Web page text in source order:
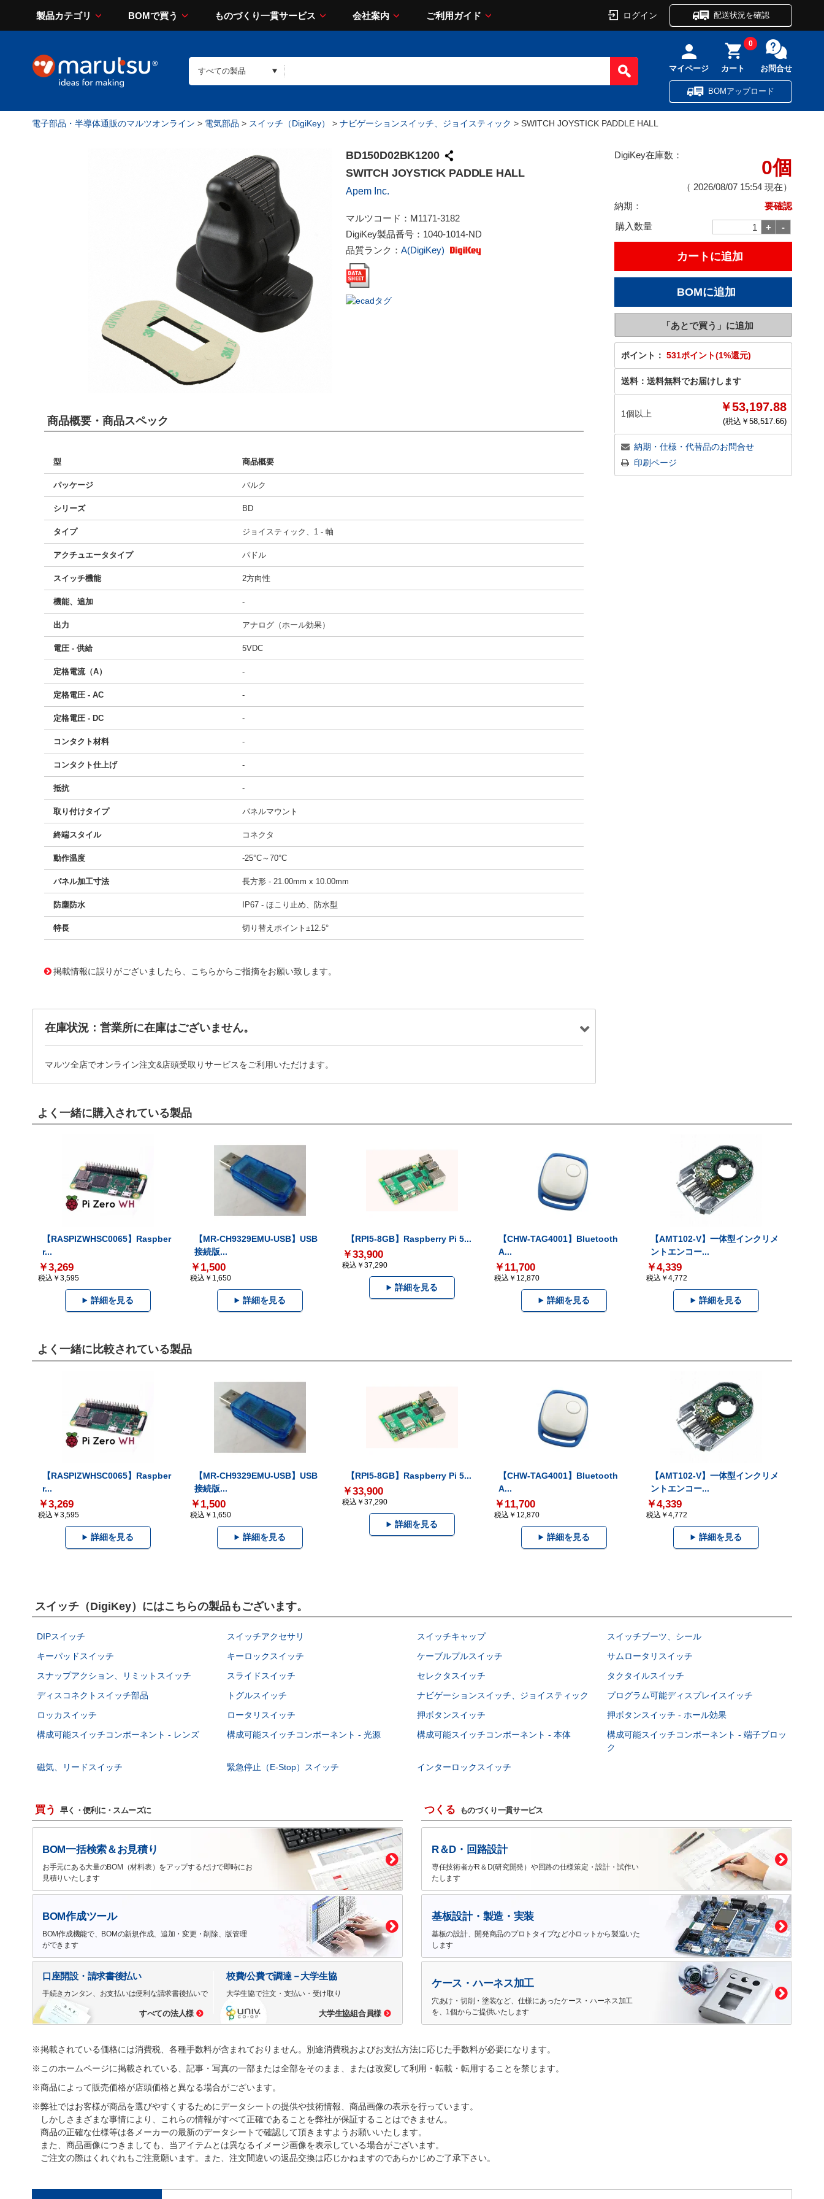
製品カテゴリ BOMで買う ものづくり一貫サービス 会社案内 ご利用ガイド ログイン 配送状況を確認
マイページ カート
0
お問合せ
BOMアップロード
電子部品・半導体通販のマルツオンライン > 電気部品 > スイッチ（DigiKey） > ナビゲーションスイッチ、ジョイスティック > SWITCH JOYSTICK PADDLE HALL
BD150D02BK1200
SWITCH JOYSTICK PADDLE HALL
Apem Inc.
マルツコード： M1171-3182
DigiKey製品番号： 1040-1014-ND
品質ランク： A(DigiKey)
DigiKey在庫数：
0個
（ 2026/08/07 15:54 現在）
納期：
要確認
購入数量
ポイント： 531ポイント(1%還元)
送料： 送料無料でお届けします
1個以上 ￥53,197.88
(税込￥ 58,517.66)
納期・仕様・代替品のお問合せ
印刷ページ
商品概要・商品スペック
型 商品概要
パッケージ バルク
シリーズ BD
タイプ ジョイスティック、1 - 軸
アクチュエータタイプ パドル
スイッチ機能 2方向性
機能、追加 -
出力 アナログ（ホール効果）
電圧 - 供給 5VDC
定格電流（A） -
定格電圧 - AC -
定格電圧 - DC -
コンタクト材料 -
コンタクト仕上げ -
抵抗 -
取り付けタイプ パネルマウント
終端スタイル コネクタ
動作温度 -25°C～70°C
パネル加工寸法 長方形 - 21.00mm x 10.00mm
防塵防水 IP67 - ほこり止め、防水型
特長 切り替えポイント±12.5°
掲載情報に誤りがございましたら、こちらからご指摘をお願い致します。
在庫状況：営業所に在庫はございません。
マルツ全店でオンライン注文&店頭受取りサービスをご利用いただけます。
よく一緒に購入されている製品
【RASPIZWHSC0065】Raspber
r...
￥3,269
税込￥3,595
詳細を見る
【MR-CH9329EMU-USB】USB
接続版...
￥1,500
税込￥1,650
詳細を見る
【RPI5-8GB】Raspberry Pi 5...
￥33,900
税込￥37,290
詳細を見る
【CHW-TAG4001】Bluetooth
A...
￥11,700
税込￥12,870
詳細を見る
【AMT102-V】一体型インクリメ
ントエンコー...
￥4,339
税込￥4,772
詳細を見る
よく一緒に比較されている製品
【RASPIZWHSC0065】Raspber
r...
￥3,269
税込￥3,595
詳細を見る
【MR-CH9329EMU-USB】USB
接続版...
￥1,500
税込￥1,650
詳細を見る
【RPI5-8GB】Raspberry Pi 5...
￥33,900
税込￥37,290
詳細を見る
【CHW-TAG4001】Bluetooth
A...
￥11,700
税込￥12,870
詳細を見る
【AMT102-V】一体型インクリメ
ントエンコー...
￥4,339
税込￥4,772
詳細を見る
スイッチ（DigiKey）にはこちらの製品もございます。
DIPスイッチ スイッチアクセサリ スイッチキャップ
スイッチブーツ、シール
キーパッドスイッチ
キーロックスイッチ ケーブルプルスイッチ
サムロータリスイッチ
スナップアクション、リミットスイッチ
スライドスイッチ セレクタスイッチ
タクタイルスイッチ
ディスコネクトスイッチ部品
トグルスイッチ ナビゲーションスイッチ、ジョイスティック
プログラム可能ディスプレイスイッチ
ロッカスイッチ
ロータリスイッチ 押ボタンスイッチ
押ボタンスイッチ - ホール効果
構成可能スイッチコンポーネント - レンズ
構成可能スイッチコンポーネント - 光源 構成可能スイッチコンポーネント - 本体
構成可能スイッチコンポーネント - 端子ブロッ
ク
磁気、リードスイッチ
緊急停止（E-Stop）スイッチ インターロックスイッチ
買う 早く・便利に・スムーズに
BOM一括検索＆お見積り
お手元にある大量のBOM（材料表）をアップするだけで即時にお
見積りいたします
BOM作成ツール
BOM作成機能で、BOMの新規作成、追加・変更・削除、版管理
ができます
口座開設・請求書後払い
手続きカンタン、お支払いは便利な請求書後払いで
すべての法人様
校費/公費で調達－大学生協
大学生協で注文・支払い・受け取り
大学生協組合員様
つくる ものづくり一貫サービス
R＆D・回路設計
専任技術者がR＆D(研究開発）や回路の仕様策定・設計・試作い
たします
基板設計・製造・実装
基板の設計、開発商品のプロトタイプなど小ロットから製造いた
します
ケース・ハーネス加工
穴あけ・切削・塗装など、仕様にあったケース・ハーネス加工
を、1個からご提供いたします
※掲載されている価格には消費税、各種手数料が含まれておりません。別途消費税およびお支払方法に応じた手数料が必要になります。
※このホームページに掲載されている、記事・写真の一部または全部をそのまま、または改変して利用・転載・転用することを禁じます。
※商品によって販売価格が店頭価格と異なる場合がございます。
※弊社ではお客様が商品を選びやすくするためにデータシートの提供や技術情報、商品画像の表示を行っています。
しかしさまざまな事情により、これらの情報がすべて正確であることを弊社が保証することはできません。
商品の正確な仕様等は各メーカーの最新のデータシートで確認して頂きますようお願いいたします。
また、商品画像につきましても、当アイテムとは異なるイメージ画像を表示している場合がございます。
ご注文の際はくれぐれもご注意願います。また、注文間違いの返品交換は応じかねますのであらかじめご了承下さい。